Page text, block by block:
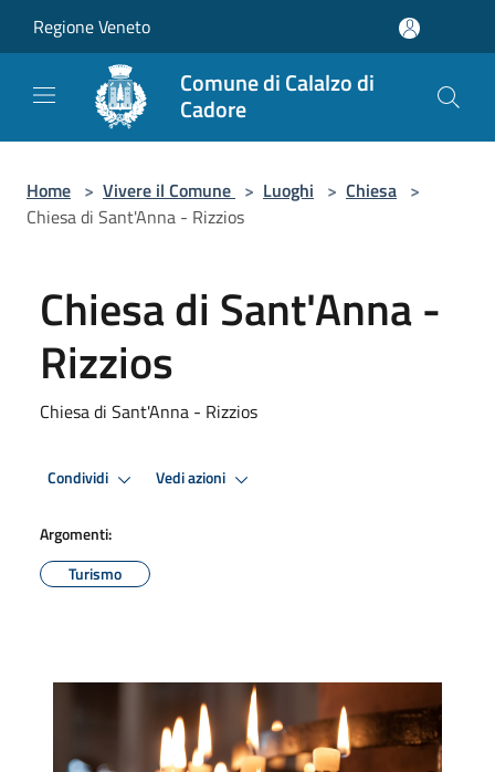
Regione Veneto
Comune di Calalzo di
Cadore
Home > Vivere il Comune > Luoghi > Chiesa >
Chiesa di Sant'Anna - Rizzios
Chiesa di Sant'Anna -
Rizzios
Chiesa di Sant'Anna - Rizzios
Condividi Vedi azioni
Argomenti:
Turismo